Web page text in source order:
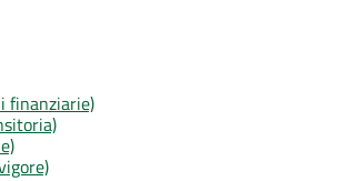
finanziarie)